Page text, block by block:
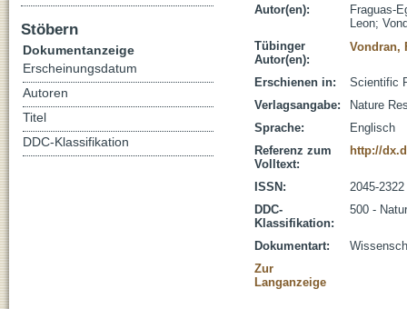
Autor(en):
Fraguas-
Leon;
Tübinger
Autor(en):
Vondran,
Erschienen in:
Scientific
Verlagsangabe:
Nature
Sprache:
Englisch
Referenz zum
Volltext:
http://
ISSN:
2045-2322
DDC-
Klassifikation:
500 -
Dokumentart:
Zur
Langanzeige
Stöbern
Dokumentanzeige
Erscheinungsdatum
Autoren
Titel
DDC-Klassifikation